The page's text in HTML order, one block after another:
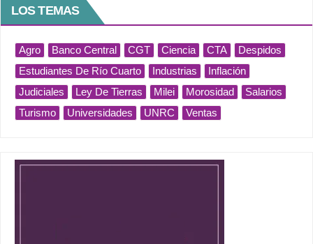
LOS TEMAS
Agro Banco Central CGT Ciencia CTA
Despidos
Estudiantes De Río Cuarto
Industrias
Inflación
Judiciales
Ley De Tierras Milei Morosidad
Salarios
Turismo
Universidades UNRC Ventas